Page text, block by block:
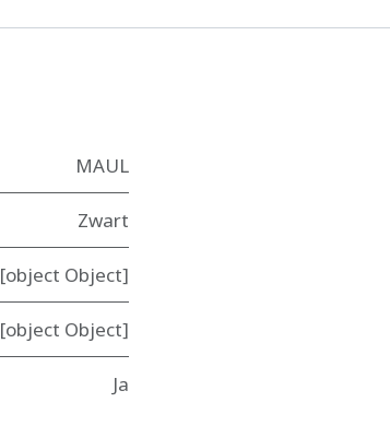
MAUL
Zwart
[object Object]
[object Object]
Ja